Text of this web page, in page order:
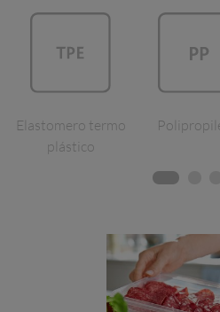
Elastomero termo
plástico